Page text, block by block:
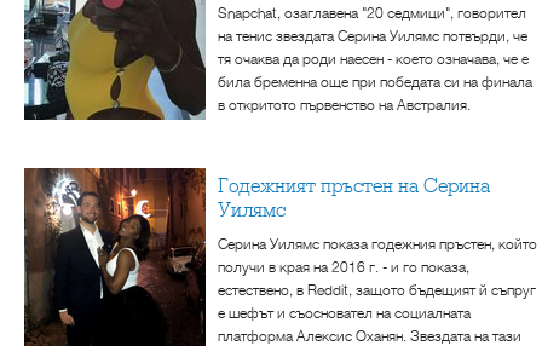
Snapchat, озаглавена "20 седмици", говорител
на тенис звездата Серина Уилямс потвърди, че
тя очаква да роди наесен - което означава, че е
била бременна още при победата си на финала
в откритото първенство на Австралия.
Годежният пръстен на Серина
Уилямс
Серина Уилямс показа годежния пръстен, който
получи в края на 2016 г. - и го показа,
естествено, в Reddit, защото бъдещият й съпруг
е шефът и съосновател на социалната
платформа Алексис Оханян. Звездата на тази